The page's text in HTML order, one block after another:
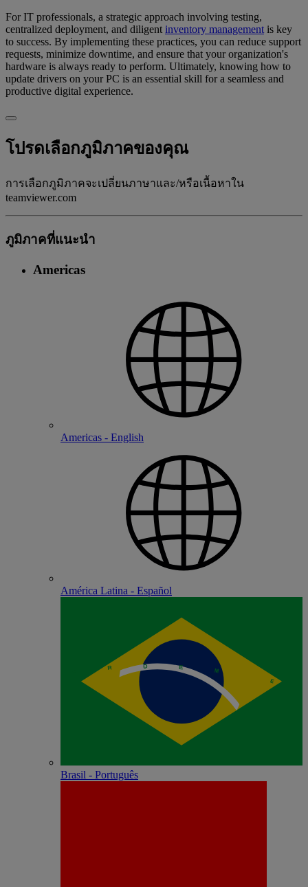
For IT professionals, a strategic approach involving testing,
centralized deployment, and diligent inventory management is key
to success. By implementing these practices, you can reduce support
requests, minimize downtime, and ensure that your organization's
hardware is always ready to perform. Ultimately, knowing how to
update drivers on your PC is an essential skill for a seamless and
productive digital experience.
โปรดเลือกภูมิภาคของคุณ
การเลือกภูมิภาคจะเปลี่ยนภาษาและ/หรือเนื้อหาใน
teamviewer.com
ภูมิภาคที่แนะนํา
Americas
Americas - English
América Latina - Español
Brasil - Português